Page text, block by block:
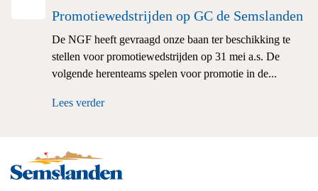
Promotiewedstrijden op GC de Semslanden
De NGF heeft gevraagd onze baan ter beschikking te
stellen voor promotiewedstrijden op 31 mei a.s. De
volgende herenteams spelen voor promotie in de...
Lees verder